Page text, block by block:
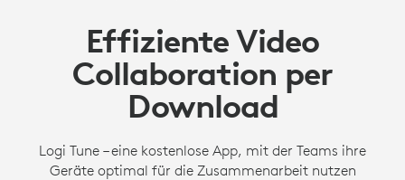
VIDEOKONFERENZEN
Effiziente Video
Collaboration per
Download
Logi Tune – eine kostenlose App, mit der Teams ihre
Geräte optimal für die Zusammenarbeit nutzen